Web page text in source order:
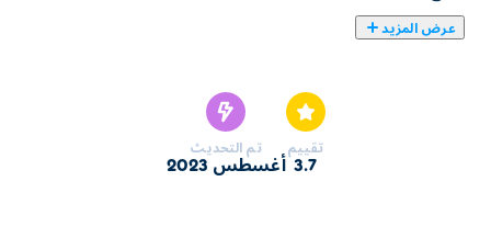
عرض المزيد
تقييم
3.7
تم التحديث
أغسطس 2023